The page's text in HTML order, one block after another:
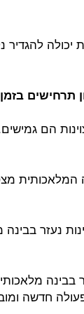
להגדיר
הם
נעזר
בבינה
חדשה